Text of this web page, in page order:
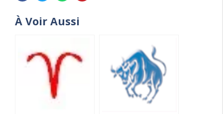
À Voir Aussi